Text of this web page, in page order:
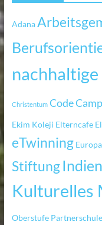
Adana
Christentum Code Camp
Ekim Koleji Elterncafe
eTwinning Europa
StiftungIndien
Kulturelles
Oberstufe